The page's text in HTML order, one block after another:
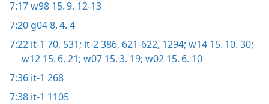
7:17w98 15. 9. 12-13
7:20 g04 8. 4. 4
7:22 it-1 70, 531; it-2 386, 621-622, 1294; w14 15. 10. 30;
w12 15. 6. 21; w07 15. 3. 19; w02 15. 6. 10
7:36 it-1 268
7:38 it-1 1105